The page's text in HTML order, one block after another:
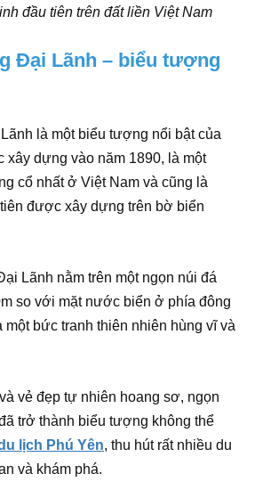
đầu tiên trên đất liền Việt Nam
Đại Lãnh – biểu tượng
là một biểu tượng nổi bật của
dựng vào năm 1890, là một
cổ nhất ở Việt Nam và cũng là
được xây dựng trên bờ biển
Lãnh nằm trên một ngọn núi đá
so với mặt nước biển ở phía đông
một bức tranh thiên nhiên hùng vĩ và
vẻ đẹp tự nhiên hoang sơ, ngọn
trở thành biểu tượng không thể
lịch Phú Yên, thu hút rất nhiều du
và khám phá.